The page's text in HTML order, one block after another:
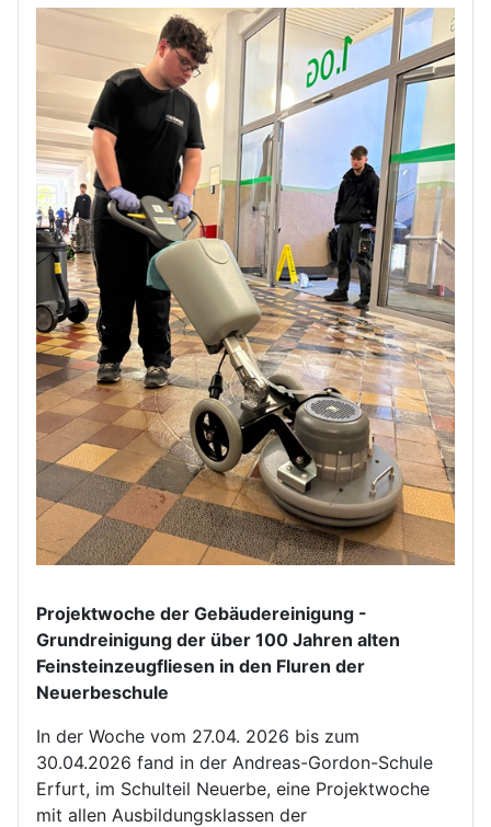
Projektwoche der Gebäudereinigung -
Grundreinigung der über 100 Jahren alten
Feinsteinzeugfliesen in den Fluren der
Neuerbeschule
In der Woche vom 27.04. 2026 bis zum
30.04.2026 fand in der Andreas-Gordon-Schule
Erfurt, im Schulteil Neuerbe, eine Projektwoche
mit allen Ausbildungsklassen der